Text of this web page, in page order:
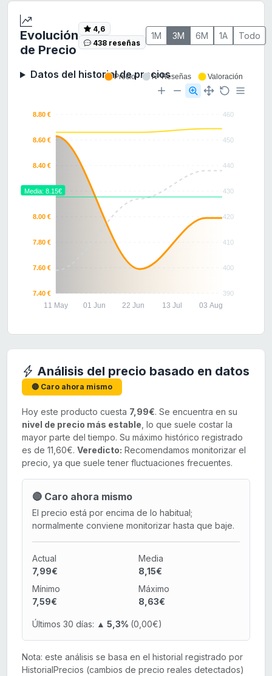
Evolución
de Precio
4,6
438 reseñas
1M 3M 6M 1A Todo
Datos del historial de precios
460
450
440
430
420
410
400
390
8.80 €
8.60 €
8.40 €
8.20 €
8.00 €
7.80 €
7.60 €
7.40 €
11 May 01 Jun 22 Jun 13 Jul 03 Aug
Media: 8.15€
Precio Nº Reseñas Valoración
Análisis del precio basado en datos
🔴 Caro ahora mismo
Hoy este producto cuesta 7,99€. Se encuentra en su
nivel de precio más estable , lo que suele costar la
mayor parte del tiempo. Su máximo histórico registrado
es de 11,60€. Veredicto: Recomendamos monitorizar el
precio, ya que suele tener fluctuaciones frecuentes.
🔴 Caro ahora mismo
El precio está por encima de lo habitual;
normalmente conviene monitorizar hasta que baje.
Actual
7,99€
Media
8,15€
Mínimo
7,59€
Máximo
8,63€
Últimos 30 días: ▲ 5,3% (0,00€)
Nota: este análisis se basa en el historial registrado por
HistorialPrecios (cambios de precio reales detectados)